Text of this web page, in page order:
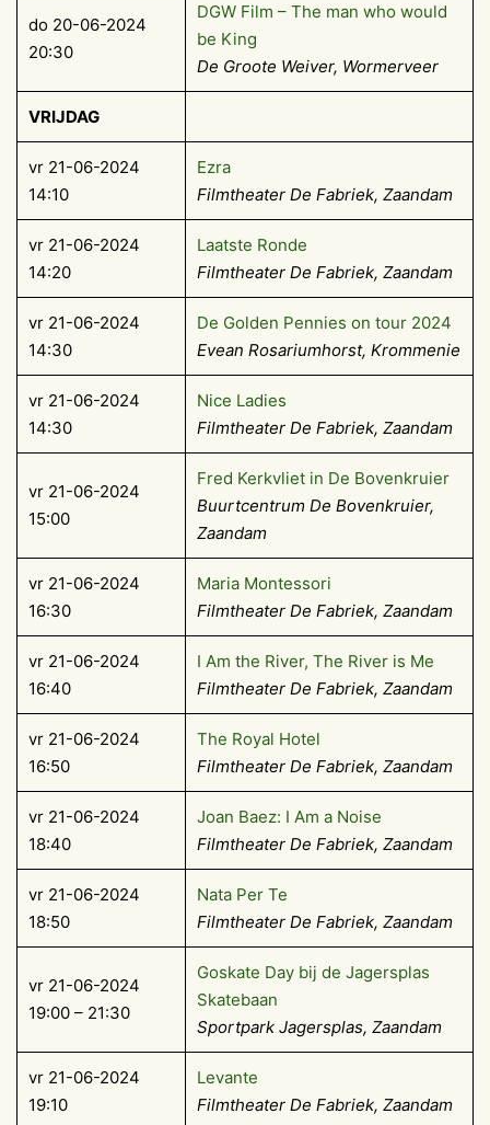
do 20-06-2024
20:30
DGW Film – The man who would
be King
De Groote Weiver, Wormerveer
VRIJDAG
vr 21-06-2024
14:10
Ezra
Filmtheater De Fabriek, Zaandam
vr 21-06-2024
14:20
Laatste Ronde
Filmtheater De Fabriek, Zaandam
vr 21-06-2024
14:30
De Golden Pennies on tour 2024
Evean Rosariumhorst, Krommenie
vr 21-06-2024
14:30
Nice Ladies
Filmtheater De Fabriek, Zaandam
vr 21-06-2024
15:00
Fred Kerkvliet in De Bovenkruier
Buurtcentrum De Bovenkruier,
Zaandam
vr 21-06-2024
16:30
Maria Montessori
Filmtheater De Fabriek, Zaandam
vr 21-06-2024
16:40
I Am the River, The River is Me
Filmtheater De Fabriek, Zaandam
vr 21-06-2024
16:50
The Royal Hotel
Filmtheater De Fabriek, Zaandam
vr 21-06-2024
18:40
Joan Baez: I Am a Noise
Filmtheater De Fabriek, Zaandam
vr 21-06-2024
18:50
Nata Per Te
Filmtheater De Fabriek, Zaandam
vr 21-06-2024
19:00 – 21:30
Goskate Day bij de Jagersplas
Skatebaan
Sportpark Jagersplas, Zaandam
vr 21-06-2024
19:10
Levante
Filmtheater De Fabriek, Zaandam